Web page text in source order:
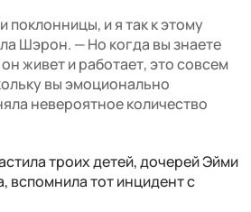
поклонницы, и я так к этому
Шэрон. — Но когда вы знаете
живет и работает, это совсем
вы эмоционально
невероятное количество
троих детей, дочерей Эйми
вспомнила тот инцидент с